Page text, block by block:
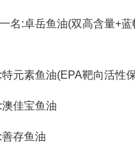
名:卓岳鱼油(双高含量+
元素鱼油(EPA靶向活性
佳宝鱼油
存鱼油